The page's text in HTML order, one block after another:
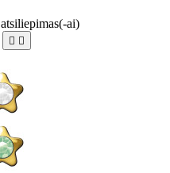
atsiliepimas(-ai)
 